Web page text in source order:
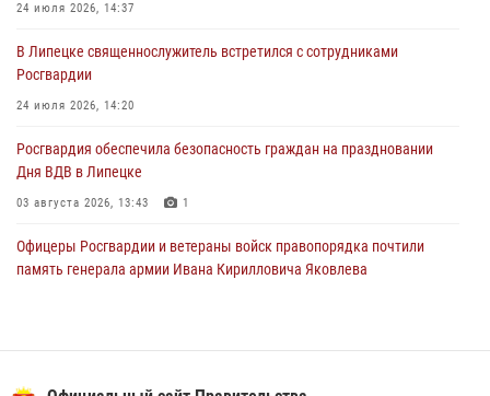
детских оздоровительно-образовательных объектов в Липецкой
24 июля 2026, 14:37
В Липецке священнослужитель встретился с сотрудниками
Росгвардии
24 июля 2026, 14:20
Росгвардия обеспечила безопасность граждан на праздновании
Дня ВДВ в Липецке
03 августа 2026, 13:43 1
Офицеры Росгвардии и ветераны войск правопорядка почтили
память генерала армии Ивана Кирилловича Яковлева